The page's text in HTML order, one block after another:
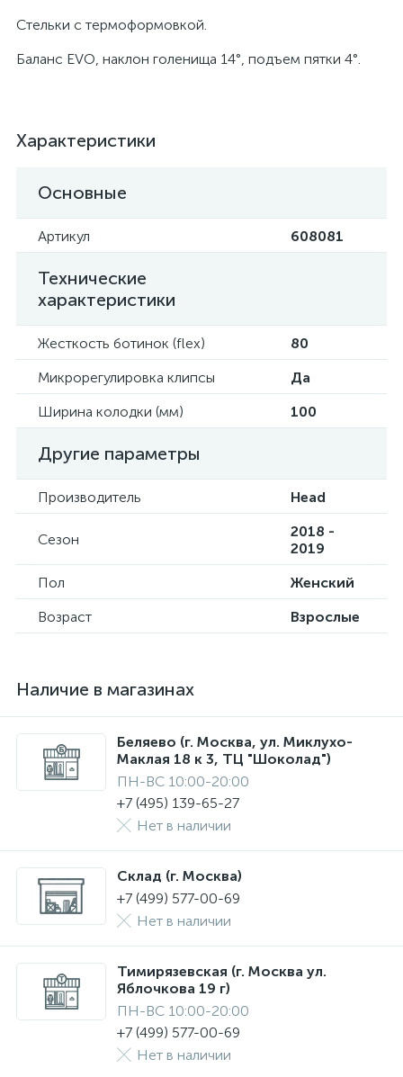
Стельки с термоформовкой.
Баланс EVO, наклон голенища 14°, подъем пятки 4°.
Характеристики
Основные
Артикул 608081
Технические
характеристики
Жесткость ботинок (flex)
80
Микрорегулировка клипсы
Да
Ширина колодки (мм)
100
Другие параметры
Производитель Head
Сезон
2018 -
2019
Пол
Женский
Возраст
Взрослые
Наличие в магазинах
Беляево (г. Москва, ул. Миклухо-
Маклая 18 к 3, ТЦ "Шоколад")
ПН-ВС 10:00-20:00
+7 (495) 139-65-27
Нет в наличии
Склад (г. Москва)
+7 (499) 577-00-69
Нет в наличии
Тимирязевская (г. Москва ул.
Яблочкова 19 г)
ПН-ВС 10:00-20:00
+7 (499) 577-00-69
Нет в наличии